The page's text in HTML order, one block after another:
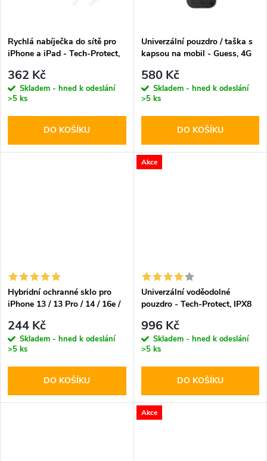
Rychlá nabíječka do sítě pro
iPhone a iPad - Tech-Protect,
362 Kč
Skladem - hned k odeslání
>5 ks
DO KOŠÍKU
Univerzální pouzdro / taška s
kapsou na mobil - Guess, 4G
580 Kč
Skladem - hned k odeslání
>5 ks
DO KOŠÍKU
Hybridní ochranné sklo pro
iPhone 13 / 13 Pro / 14 / 16e /
244 Kč
Skladem - hned k odeslání
>5 ks
DO KOŠÍKU
Akce
Univerzální voděodolné
pouzdro - Tech-Protect, IPX8
996 Kč
Skladem - hned k odeslání
>5 ks
DO KOŠÍKU
Akce